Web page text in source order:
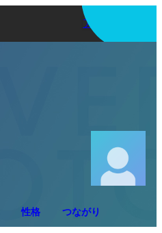
アプリを使う
性格 つながり